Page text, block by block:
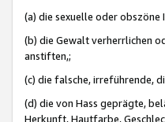
(a) die sexuelle oder
(b) die Gewalt verherrlichen
anstiften,;
(c) die falsche, irreführende,
(d) die von Hass geprägte,
Herkunft, Hautfarbe,